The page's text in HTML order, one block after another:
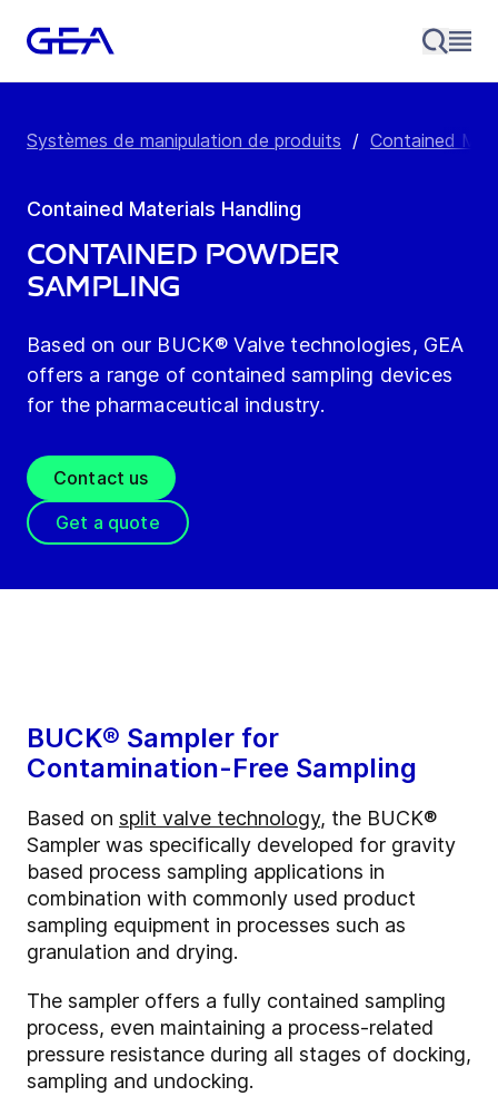
Systèmes de manipulation de produits / Contained
Contained Materials Handling
Contained Powder
Sampling
Based on our BUCK® Valve technologies, GEA
offers a range of contained sampling devices
for the pharmaceutical industry.
Contact us
Get a quote
BUCK® Sampler for
Contamination-Free Sampling
Based on split valve technology, the BUCK®
Sampler was specifically developed for gravity
based process sampling applications in
combination with commonly used product
sampling equipment in processes such as
granulation and drying.
The sampler offers a fully contained sampling
process, even maintaining a process-related
pressure resistance during all stages of docking,
sampling and undocking.